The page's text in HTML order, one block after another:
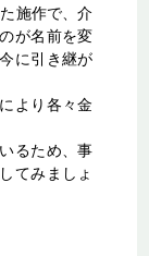
施作で、介
が名前を変
に引き継が
より各々金
るため、事
てみましょ